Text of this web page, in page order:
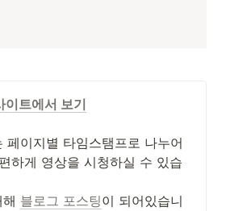
트에서 보기
페이지별 타임스탬프로 나누어
하게 영상을 시청하실 수 있습
블로그 포스팅이 되어있습니